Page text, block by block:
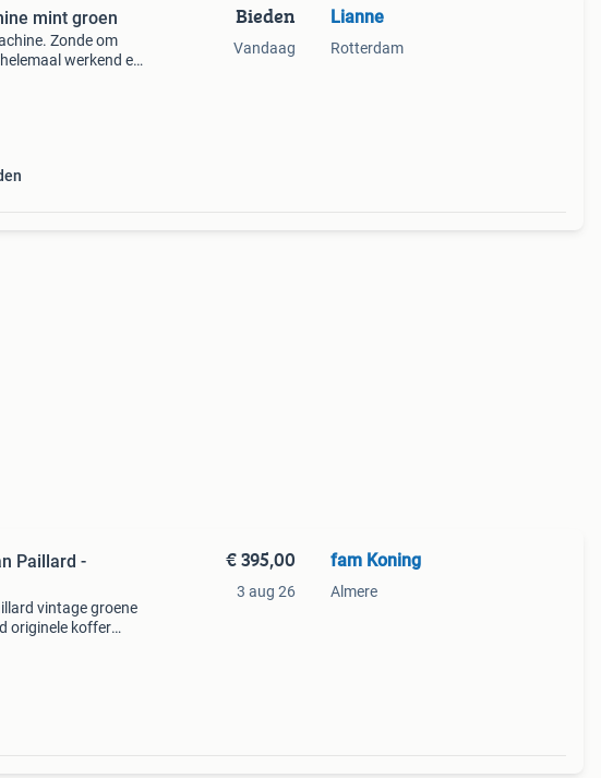
mint groen
Zonde om
werkend en
Bieden
Vandaag
Lianne
Rotterdam
Paillard -
vintage groene
originele koffer
€ 395,00
3 aug 26
fam Koning
Almere